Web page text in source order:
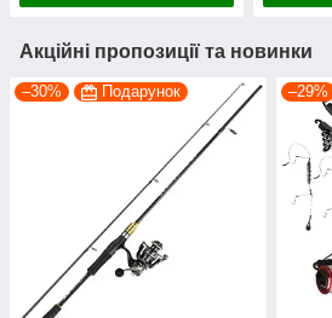
Акційні пропозиції та новинки
–30% Подарунок –29%